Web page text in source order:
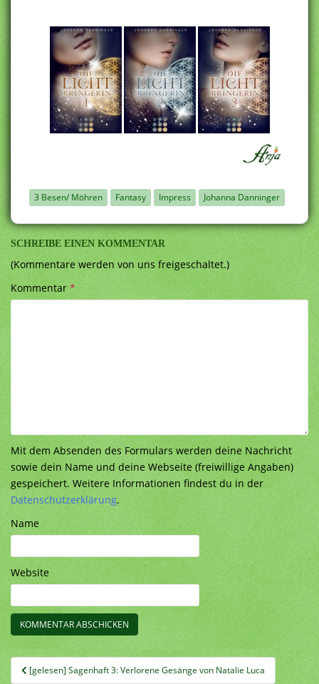
3 Besen/ Möhren Fantasy Impress Johanna Danninger
SCHREIBE EINEN KOMMENTAR
(Kommentare werden von uns freigeschaltet.)
Kommentar*
Mit dem Absenden des Formulars werden deine Nachricht
sowie dein Name und deine Webseite (freiwillige Angaben)
gespeichert. Weitere Informationen findest du in der
Datenschutzerklärung.
Name
Website
Beitragsnavigation
[gelesen] Sagenhaft 3: Verlorene Gesänge von Natalie Luca